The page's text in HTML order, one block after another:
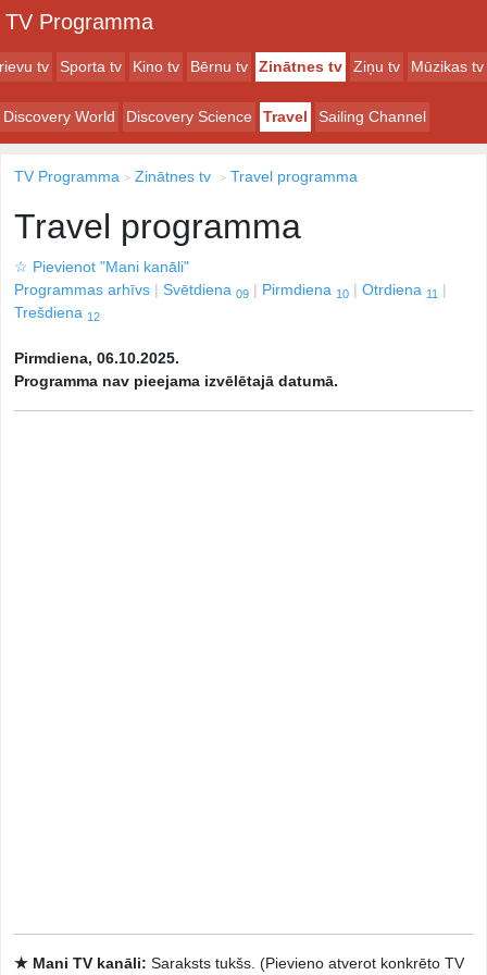
TV Programma
tv Sporta tv Kino tv Bērnu tv Zinātnes tv Ziņu tv Mūzikas tv
Discovery World Discovery Science Travel Sailing Channel
TV Programma Zinātnes tv Travel programma
Travel programma
☆ Pievienot "Mani kanāli"
Programmas arhīvs
Svētdiena 09 Pirmdiena 10 Otrdiena 11
Trešdiena 12
Pirmdiena, 06.10.2025.
Programma nav pieejama izvēlētajā datumā.
★ Mani TV kanāli: Saraksts tukšs. (Pievieno atverot konkrēto TV